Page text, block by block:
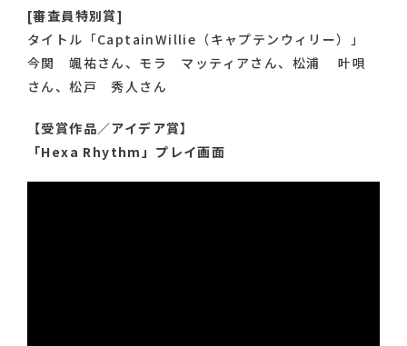
[審査員特別賞]
タイトル「CaptainWillie（キャプテンウィリー）」
今関 颯祐さん、モラ マッティアさん、松浦 叶唄
さん、松戸 秀人さん
【受賞作品／アイデア賞】
「Hexa Rhythm」プレイ画面